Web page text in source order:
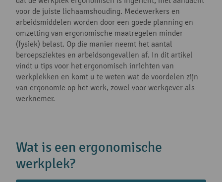
voor de juiste lichaamshouding. Medewerkers en
arbeidsmiddelen worden door een goede planning en
omzetting van ergonomische maatregelen minder
(fysiek) belast. Op die manier neemt het aantal
beroepsziektes en arbeidsongevallen af. In dit artikel
vindt u tips voor het ergonomisch inrichten van
werkplekken en komt u te weten wat de voordelen zijn
van ergonomie op het werk, zowel voor werkgever als
werknemer.
Wat is een ergonomische
werkplek?